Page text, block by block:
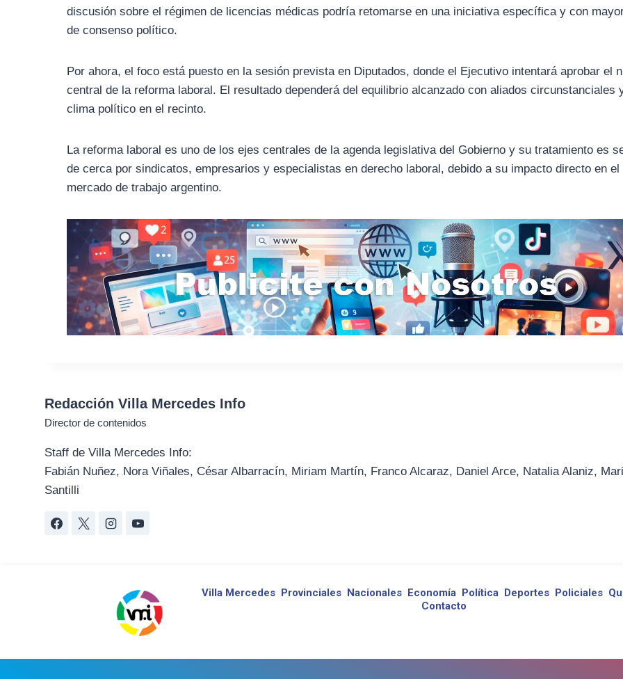
discusión sobre el régimen de licencias médicas podría retomarse en una iniciativa específica y con
de consenso político.
Por ahora, el foco está puesto en la sesión prevista en Diputados, donde el Ejecutivo intentará aprobar el
central de la reforma laboral. El resultado dependerá del equilibrio alcanzado con aliados circunstanciales
clima político en el recinto.
La reforma laboral es uno de los ejes centrales de la agenda legislativa del Gobierno y su tratamiento es
de cerca por sindicatos, empresarios y especialistas en derecho laboral, debido a su impacto directo en el
mercado de trabajo argentino.
Redacción Villa Mercedes Info
Director de contenidos
Staff de Villa Mercedes Info:
Fabián Nuñez, Nora Viñales, César Albarracín, Miriam Martín, Franco Alcaraz, Daniel Arce, Natalia Alaniz,
Santilli
Villa Mercedes Provinciales Nacionales Economía Política Deportes Policiales
Contacto